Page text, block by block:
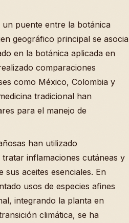
puente entre la botánica
geográfico principal se asocia
en la botánica aplicada en
comparaciones
como México, Colombia y
tradicional han
para el manejo de
han utilizado
inflamaciones cutáneas y
aceites esenciales. En
usos de especies afines
integrando la planta en
climática, se ha